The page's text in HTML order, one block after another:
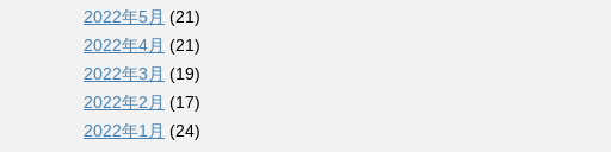
2022年5月 (21)
2022年4月 (21)
2022年3月 (19)
2022年2月 (17)
2022年1月 (24)